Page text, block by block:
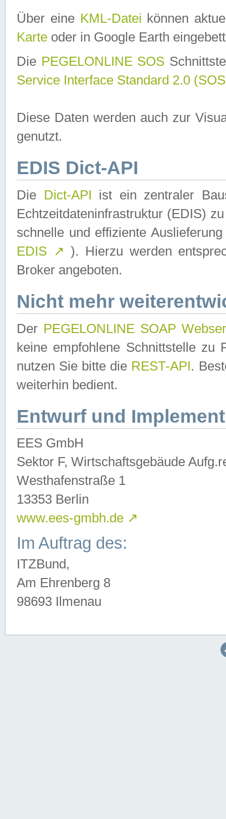
Über eine KML-Datei können
Karte oder in Google Earth
Die PEGELONLINE SOS
Service Interface Standard 2.0
Diese Daten werden auch zur
genutzt.
EDIS Dict-API
Die Dict-API ist ein zentraler
Echtzeitdateninfrastruktur (EDIS)
schnelle und effiziente
EDIS ↗ ). Hierzu werden
Broker angeboten.
Nicht mehr
Der PEGELONLINE SOAP
keine empfohlene Schnittstelle zu
nutzen Sie bitte die REST-API.
weiterhin bedient.
Entwurf und
EES GmbH
Sektor F, Wirtschaftsgebäude
Westhafenstraße 1
13353 Berlin
www.ees-gmbh.de ↗
Im Auftrag des:
ITZBund,
Am Ehrenberg 8
98693 Ilmenau